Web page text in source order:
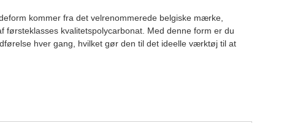
kommer fra det velrenommerede belgiske mærke,
førsteklasses kvalitetspolycarbonat. Med denne form er du
hver gang, hvilket gør den til det ideelle værktøj til at